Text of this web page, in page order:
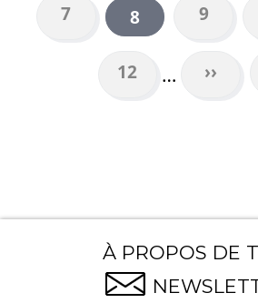
Page
7
Page
courante
8 Page
9
Page
12 …
Page
››
À PROPOS DE